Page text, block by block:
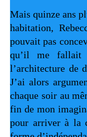
Mais quinze ans
habitation,
pouvait pas
qu’il me fallait
l’architecture de
J’ai alors
chaque soir au
fin de mon
pour arriver à la